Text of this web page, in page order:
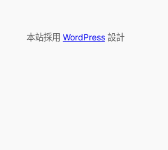
本站採用 WordPress設計